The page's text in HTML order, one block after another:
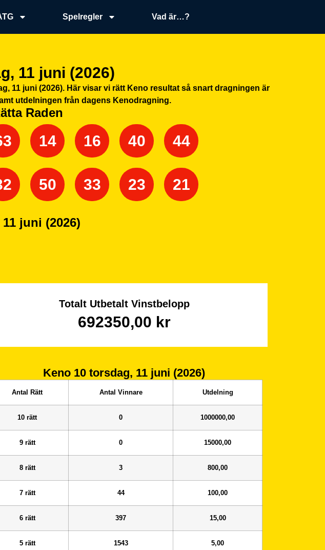
Spelregler Vad är…?
11 juni (2026)
11 juni (2026). Här visar vi rätt Keno resultat så snart dragningen är
utdelningen från dagens Kenodragning.
Raden
14 16 40 44
50 33 23 21
juni (2026)
Totalt Utbetalt Vinstbelopp
692350,00 kr
Keno 10 torsdag, 11 juni (2026)
Antal Rätt Antal Vinnare Utdelning
10 rätt 0 1000000,00
9 rätt 0 15000,00
8 rätt 3 800,00
7 rätt 44 100,00
6 rätt 397 15,00
5 rätt 1543 5,00